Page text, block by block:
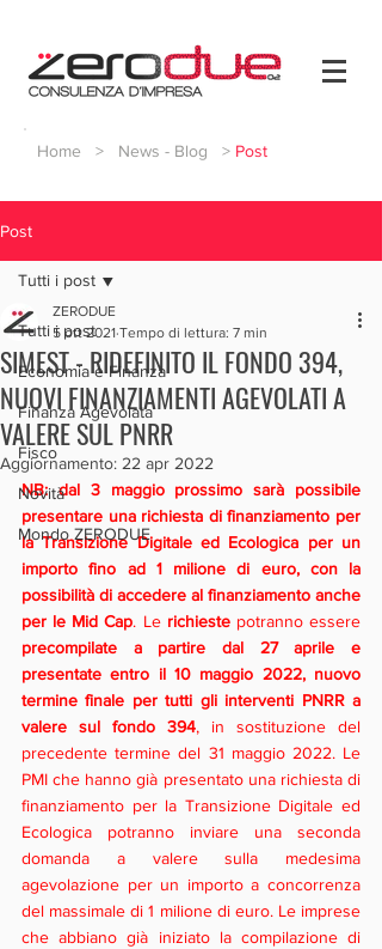
Home > News - Blog > Post
Post
Tutti i post
Economia e Finanza
Finanza Agevolata
Fisco
Novità
Mondo ZERODUE
Tutti i post
SIMEST - RIDEFINITO IL FONDO 394,
NUOVI FINANZIAMENTI AGEVOLATI A
VALERE SUL PNRR
ZERODUE
5 ott 2021 Tempo di lettura: 7 min
Aggiornamento: 22 apr 2022
NB: dal 3 maggio prossimo sarà possibile
presentare una richiesta di finanziamento per
la Transizione Digitale ed Ecologica per un
importo fino ad 1 milione di euro, con la
possibilità di accedere al finanziamento anche
per le Mid Cap. Le richieste
precompilate a partire dal 27 aprile e
presentate entro il 10 maggio 2022, nuovo
termine finale per tutti gli interventi PNRR a
valere sul fondo 394, in sostituzione del
precedente termine del 31 maggio 2022. Le
PMI che hanno già presentato una richiesta di
finanziamento per la Transizione Digitale ed
Ecologica potranno inviare una seconda
domanda a valere sulla medesima
agevolazione per un importo a concorrenza
del massimale di 1 milione di euro. Le imprese
che abbiano già iniziato la compilazione di